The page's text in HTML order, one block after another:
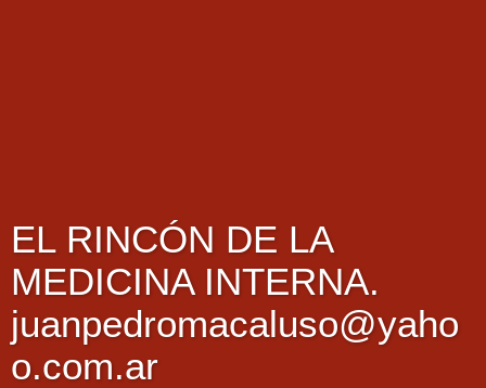
EL RINCÓN DE LA
MEDICINA INTERNA.
juanpedromacaluso@yaho
o.com.ar